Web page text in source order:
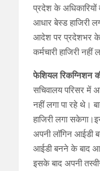
प्रदेश के अधिकारियों
आधार बेस्ड हाजिरी
आदेश पर प्रदेशभर के
कर्मचारी हाजिरी
फेशियल रिकग्निशन
सचिवालय परिसर में
नहीं लगा पा रहे थे।
हाजिरी लगा
अपनी लॉगिन आईडी
आईडी बनने के बाद
इसके बाद अपनी